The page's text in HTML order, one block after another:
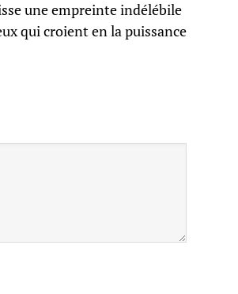
une empreinte indélébile
qui croient en la puissance